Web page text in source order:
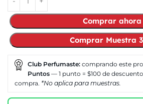
Comprar ahora
Comprar Muestra
Club Perfumaste: comprando este
Puntos — 1 punto = $100 de
compra. *No aplica para muestras.